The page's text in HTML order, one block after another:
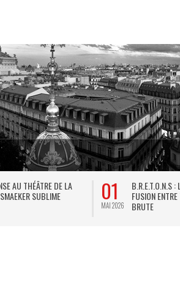
AU THÉÂTRE DE LA
SUBLIME
01
MAI 2026
B.R.E.T.O.N.S :
FUSION
BRUTE